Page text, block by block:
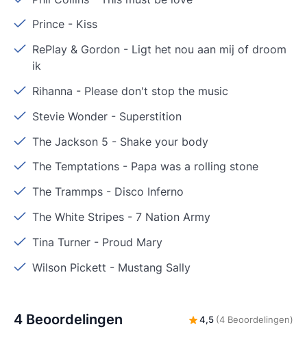
Prince - Kiss
RePlay & Gordon - Ligt het nou aan mij of droom
ik
Rihanna - Please don't stop the music
Stevie Wonder - Superstition
The Jackson 5 - Shake your body
The Temptations - Papa was a rolling stone
The Trammps - Disco Inferno
The White Stripes -7 Nation Army
Tina Turner - Proud Mary
Wilson Pickett - Mustang Sally
4 Beoordelingen 4,5 (4 Beoordelingen)